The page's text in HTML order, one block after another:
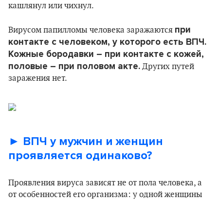
кашлянул или чихнул.
Вирусом папилломы человека заражаются при
контакте с человеком, у которого есть ВПЧ.
Кожные бородавки – при контакте с кожей,
половые – при половом акте. Других путей
заражения нет.
► ВПЧ у мужчин и женщин
проявляется одинаково?
Проявления вируса зависят не от пола человека, а
от особенностей его организма: у одной женщины